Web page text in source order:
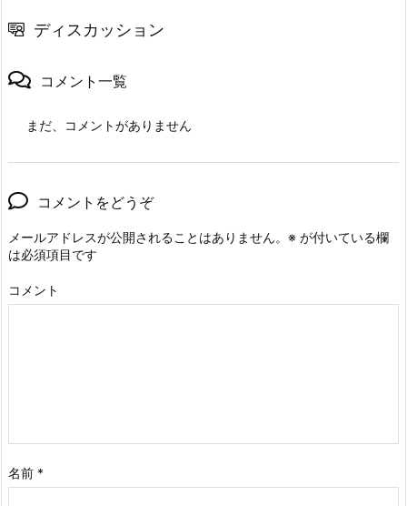
ディスカッション
コメント一覧
まだ、コメントがありません
コメントをどうぞ
メールアドレスが公開されることはありません。 ※ が付いている欄
は必須項目です
コメント
名前 *